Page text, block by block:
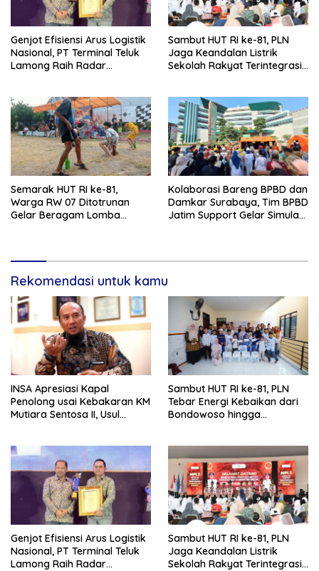
Genjot Efisiensi Arus Logistik
Nasional, PT Terminal Teluk
Lamong Raih Radar
Sambut HUT RI ke-81, PLN
Jaga Keandalan Listrik
Sekolah Rakyat Terintegrasi 1
Semarak HUT RI ke-81,
Warga RW 07 Ditotrunan
Gelar Beragam Lomba
Kolaborasi Bareng BPBD dan
Damkar Surabaya, Tim BPBD
Jatim Support Gelar Simulasi
Rekomendasi untuk kamu
INSA Apresiasi Kapal
Penolong usai Kebakaran KM
Mutiara Sentosa II, Usul
Sambut HUT RI ke-81, PLN
Tebar Energi Kebaikan dari
Bondowoso hingga
Genjot Efisiensi Arus Logistik
Nasional, PT Terminal Teluk
Lamong Raih Radar
Sambut HUT RI ke-81, PLN
Jaga Keandalan Listrik
Sekolah Rakyat Terintegrasi 1